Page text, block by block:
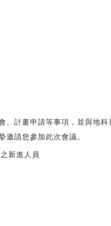
計畫申請等事項，並與地
邀請您參加此次會議。
新進人員